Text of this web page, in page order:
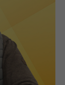
parturient
felis,